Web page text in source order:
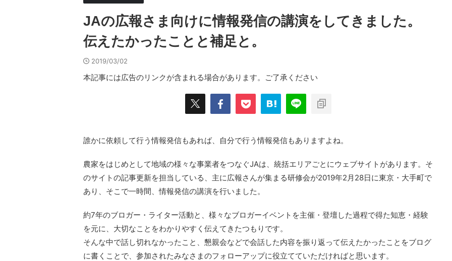
JAの広報さま向けに情報発信の講演をしてきました。
伝えたかったことと補足と。
2019/03/02
本記事には広告のリンクが含まれる場合があります。ご了承ください
誰かに依頼して行う情報発信もあれば、自分で行う情報発信もありますよね。
農家をはじめとして地域の様々な事業者をつなぐJAは、統括エリアごとにウェブサイトがあります。そ
のサイトの記事更新を担当している、主に広報さんが集まる研修会が2019年2月28日に東京・大手町で
あり、そこで一時間、情報発信の講演を行いました。
約7年のブロガー・ライター活動と、様々なブロガーイベントを主催・登壇した過程で得た知恵・経験
を元に、大切なことをわかりやすく伝えてきたつもりです。
そんな中で話し切れなかったこと、懇親会などで会話した内容を振り返って伝えたかったことをブログ
に書くことで、参加されたみなさまのフォローアップに役立てていただければと思います。